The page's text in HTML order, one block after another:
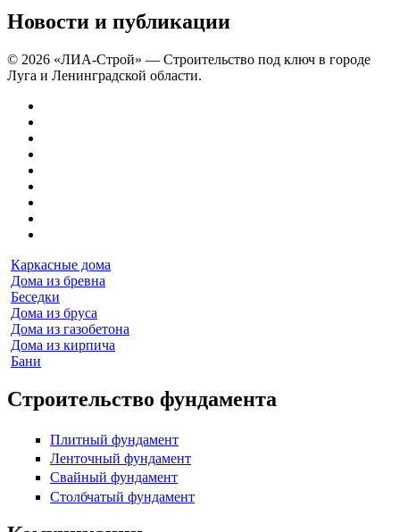
Новости и публикации
© 2026 «ЛИА-Строй» — Строительство под ключ в городе
Луга и Ленинградской области.
Каркасные дома
Дома из бревна
Беседки
Дома из бруса
Дома из газобетона
Дома из кирпича
Бани
Строительство фундамента
Плитный фундамент
Ленточный фундамент
Свайный фундамент
Столбчатый фундамент